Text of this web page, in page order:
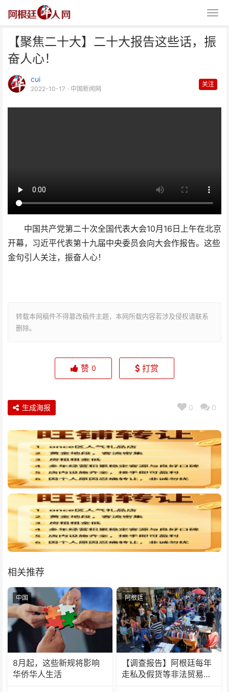
【聚焦二十大】二十大报告这些话，振
奋人心！
cui
2022-10-17 · 中国新闻网
关注
中国共产党第二十次全国代表大会10月16日上午在北京
开幕，习近平代表第十九届中央委员会向大会作报告。这些
金句引人关注，振奋人心！
转载本网稿件不得篡改稿件主题，本网所载内容若涉及侵权请联系
删除。
赞 0 打赏
0 0
生成海报
相关推荐
中国
8月起，这些新规将影响
华侨华人生活
阿根廷
【调查报告】阿根廷每年
走私及假货等非法贸易达